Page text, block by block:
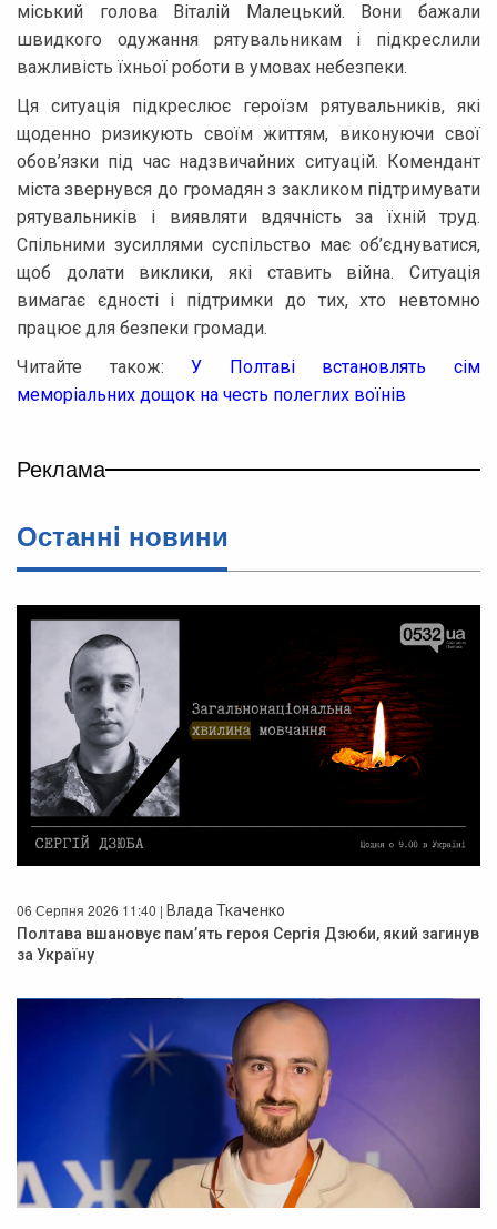
міський голова Віталій Малецький. Вони бажали
швидкого одужання рятувальникам і підкреслили
важливість їхньої роботи в умовах небезпеки.
Ця ситуація підкреслює героїзм рятувальників, які
щоденно ризикують своїм життям, виконуючи свої
обов’язки під час надзвичайних ситуацій. Комендант
міста звернувся до громадян з закликом підтримувати
рятувальників і виявляти вдячність за їхній труд.
Спільними зусиллями суспільство має об’єднуватися,
щоб долати виклики, які ставить війна. Ситуація
вимагає єдності і підтримки до тих, хто невтомно
працює для безпеки громади.
Читайте також:У Полтаві встановлять сім
меморіальних дощок на честь полеглих воїнів
Реклама
Останнi новини
06 Серпня 2026 11:40 | Влада Ткаченко
Полтава вшановує пам’ять героя Сергія Дзюби, який загинув
за Україну